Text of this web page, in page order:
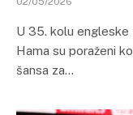
U 35. kolu engleske
Hama su poraženi
šansa za…